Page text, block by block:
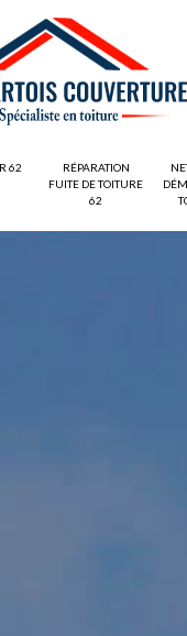
62
RÉPARATION
FUITE DE TOITURE
62